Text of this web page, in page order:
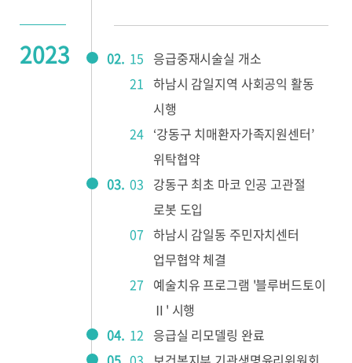
2023 02. 15 응급중재시술실 개소
21
하남시 감일지역 사회공익 활동
시행
24 ‘강동구 치매환자가족지원센터’
위탁협약
03. 03 강동구 최초 마코 인공 고관절
로봇 도입
07 하남시 감일동 주민자치센터
업무협약 체결
27 예술치유 프로그램 '블루버드토이
Ⅱ' 시행
04. 12 응급실 리모델링 완료